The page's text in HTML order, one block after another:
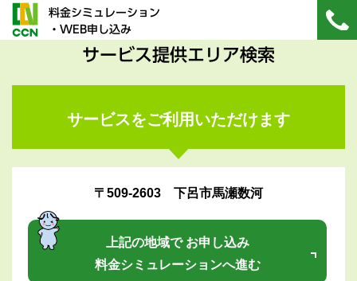
料金シミュレーション
・WEB申し込み
サービス提供エリア検索
サービスをご利用いただけます
〒509-2603 下呂市馬瀬数河
上記の地域で お申し込み
料金シミュレーションへ進む